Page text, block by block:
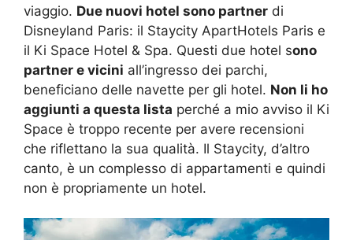
viaggio. Due nuovi hotel sono partner di
Disneyland Paris: il Staycity ApartHotels Paris e
il Ki Space Hotel & Spa. Questi due hotel sono
partner e vicini all’ingresso dei parchi,
beneficiano delle navette per gli hotel. Non li ho
aggiunti a questa lista perché a mio avviso il Ki
Space è troppo recente per avere recensioni
che riflettano la sua qualità. Il Staycity, d’altro
canto, è un complesso di appartamenti e quindi
non è propriamente un hotel.